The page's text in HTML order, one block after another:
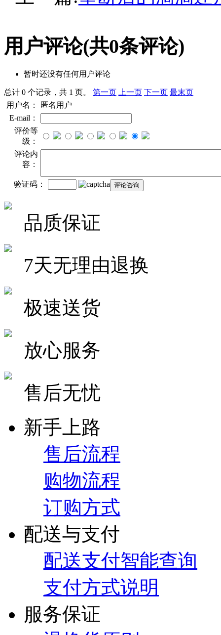
用户评论(共0条评论)
暂时还没有任何用户评论
总计 0 个记录，共 1 页。 第一页 上一页 下一页 最末页
用户名：
匿名用户
E-mail：
评价等
级：
评论内
容：
验证码：
品质保证
7天无理由退换
极速送货
放心服务
售后无忧
新手上路
售后流程
购物流程
订购方式
配送与支付
配送支付智能查询
支付方式说明
服务保证